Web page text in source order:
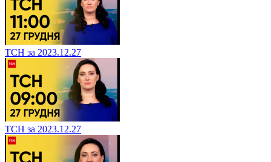
ТСН за 2023.12.27
ТСН за 2023.12.27